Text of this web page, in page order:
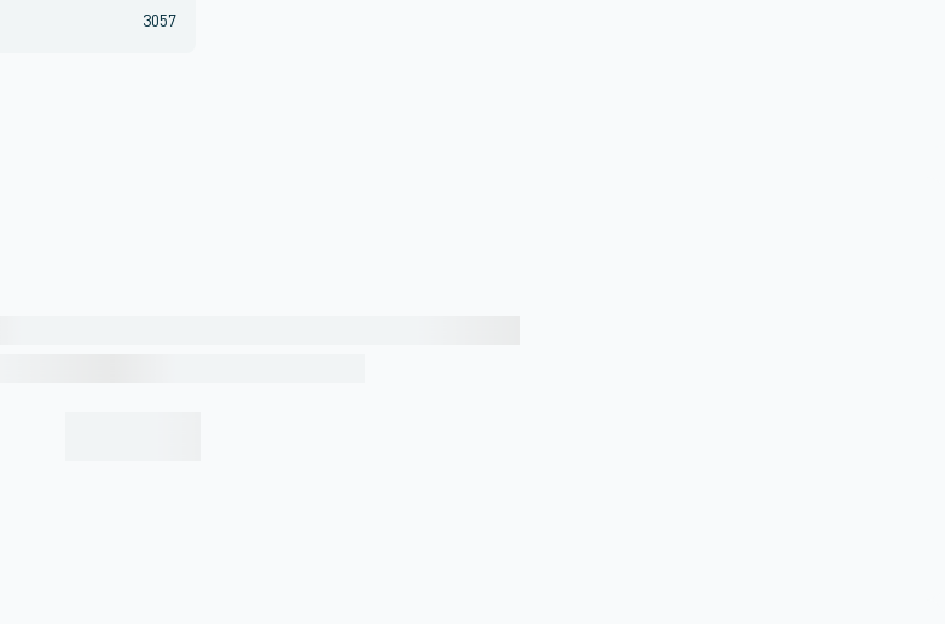
3057